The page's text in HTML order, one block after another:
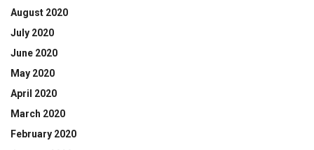
August 2020
July 2020
June 2020
May 2020
April 2020
March 2020
February 2020